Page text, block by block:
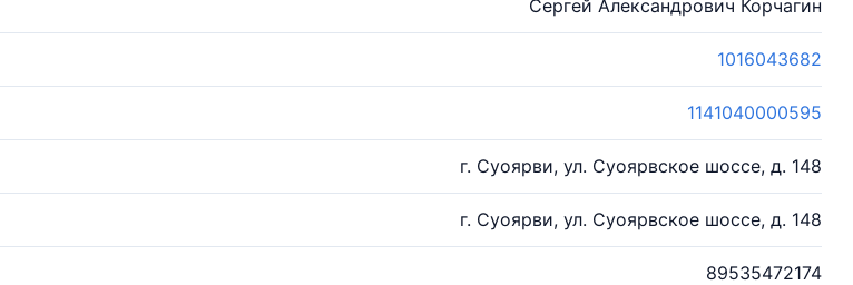
Сергей Александрович Корчагин
1016043682
1141040000595
г. Суоярви, ул. Суоярвское шоссе, д. 148
г. Суоярви, ул. Суоярвское шоссе, д. 148
89535472174